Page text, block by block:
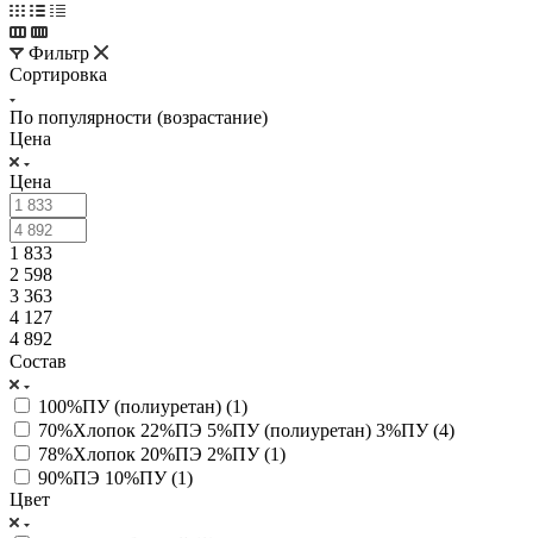
Фильтр
Сортировка
По популярности (возрастание)
Цена
Цена
1 833
2 598
3 363
4 127
4 892
Состав
100%ПУ (полиуретан) (1)
70%Хлопок 22%ПЭ 5%ПУ (полиуретан) 3%ПУ (4)
78%Хлопок 20%ПЭ 2%ПУ (1)
90%ПЭ 10%ПУ (1)
Цвет